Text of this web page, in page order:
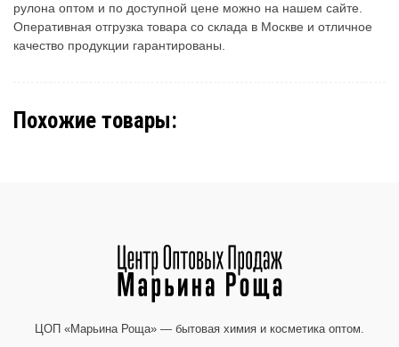
рулона оптом и по доступной цене можно на нашем сайте.
Оперативная отгрузка товара со склада в Москве и отличное
качество продукции гарантированы.
Похожие товары:
ЦОП «Марьина Роща» — бытовая химия и косметика оптом.